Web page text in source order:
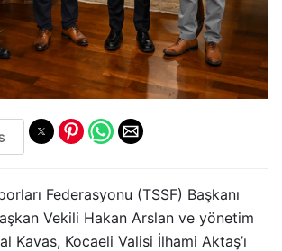
Federasyonu (TSSF) Başkanı
Vekili Hakan Arslan ve yönetim
Kavas, Kocaeli Valisi İlhami Aktaş’ı